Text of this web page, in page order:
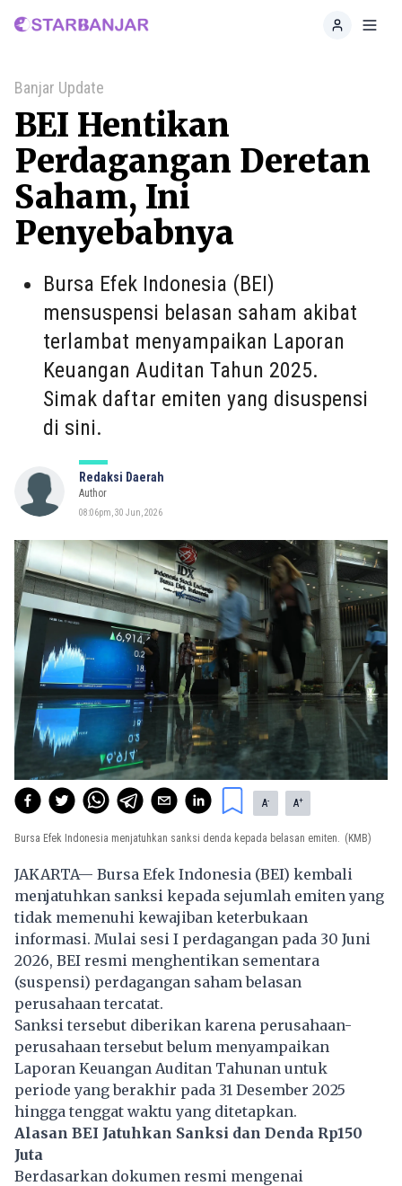
Home
Banjar Update
BEI Hentikan
Perdagangan Deretan
Saham, Ini
Penyebabnya
Bursa Efek Indonesia (BEI)
mensuspensi belasan saham akibat
terlambat menyampaikan Laporan
Keuangan Auditan Tahun 2025.
Simak daftar emiten yang disuspensi
di sini.
Redaksi Daerah
Author
08:06pm, 30 Jun, 2026
A- A+
Bursa Efek Indonesia menjatuhkan sanksi denda kepada belasan emiten. (KMB)
JAKARTA— Bursa Efek Indonesia (BEI) kembali
menjatuhkan sanksi kepada sejumlah emiten yang
tidak memenuhi kewajiban keterbukaan
informasi. Mulai sesi I perdagangan pada 30 Juni
2026, BEI resmi menghentikan sementara
(suspensi) perdagangan saham belasan
perusahaan tercatat.
Sanksi tersebut diberikan karena perusahaan-
perusahaan tersebut belum menyampaikan
Laporan Keuangan Auditan Tahunan untuk
periode yang berakhir pada 31 Desember 2025
hingga tenggat waktu yang ditetapkan.
Alasan BEI Jatuhkan Sanksi dan Denda Rp150
Juta
Berdasarkan dokumen resmi mengenai